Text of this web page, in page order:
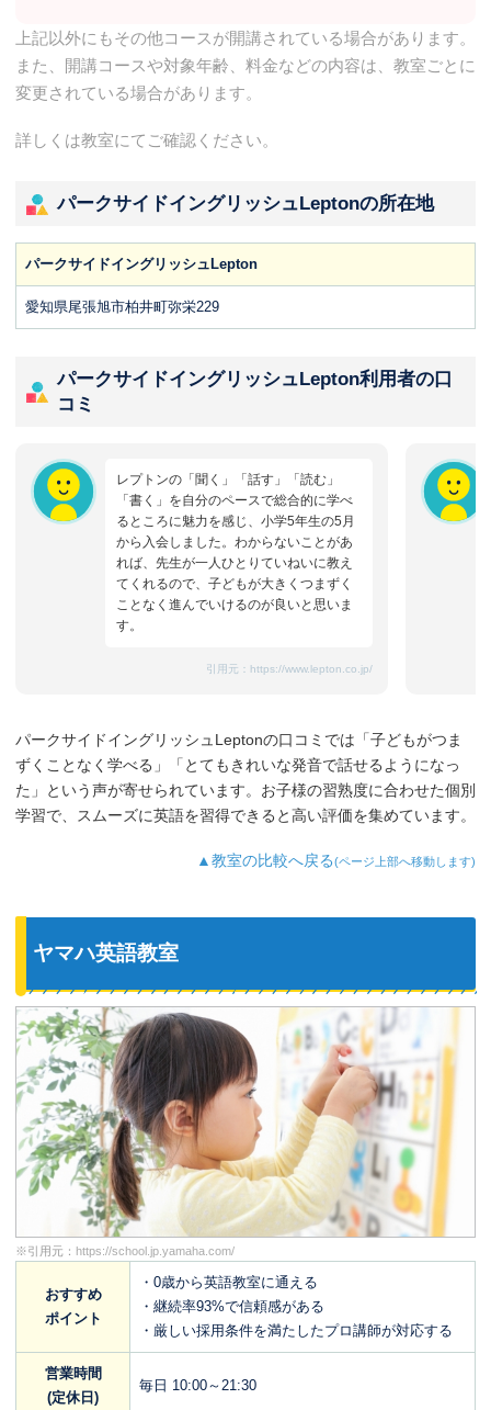
上記以外にもその他コースが開講されている場合があります。
また、開講コースや対象年齢、料金などの内容は、教室ごとに
変更されている場合があります。
詳しくは教室にてご確認ください。
パークサイドイングリッシュLeptonの所在地
パークサイドイングリッシュLepton
愛知県尾張旭市柏井町弥栄229
パークサイドイングリッシュLepton利用者の口
コミ
レプトンの「聞く」「話す」「読む」
「書く」を自分のペースで総合的に学べ
るところに魅力を感じ、小学5年生の5月
から入会しました。わからないことがあ
れば、先生が一人ひとりていねいに教え
てくれるので、子どもが大きくつまずく
ことなく進んでいけるのが良いと思いま
す。
引用元： https://www.lepton.co.jp/
パークサイドイングリッシュLeptonの口コミでは「子どもがつま
ずくことなく学べる」「とてもきれいな発音で話せるようになっ
た」という声が寄せられています。お子様の習熟度に合わせた個別
学習で、スムーズに英語を習得できると高い評価を集めています。
▲教室の比較へ戻る(ページ上部へ移動します)
ヤマハ英語教室
※引用元： https://school.jp.yamaha.com/
おすすめ
ポイント
・0歳から英語教室に通える
・継続率93%で信頼感がある
・厳しい採用条件を満たしたプロ講師が対応する
営業時間
(定休日)
毎日 10:00～21:30